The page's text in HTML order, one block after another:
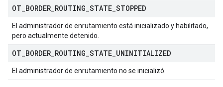
OT BORDER ROUTING STATE STOPPED
El administrador de enrutamiento está inicializado y habilitado,
pero actualmente detenido.
OT BORDER ROUTING STATE UNINITIALIZED
El administrador de enrutamiento no se inicializó.